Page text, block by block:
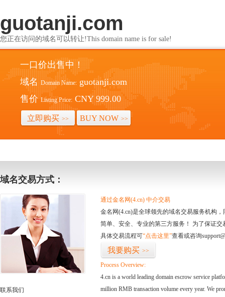
guotanji.com
您正在访问的域名可以转让!This domain name is for sale!
一口价出售中！
域名 Domain Name: guotanji.com
售价 Listing Price: CNY 999.00
立即购买 >> BUY NOW >>
域名交易方式：
联系我们
通过金名网(4.cn) 中介交易
金名网(4.cn)是全球领先的域名交易服务机构
简单、安全、专业的第三方服务！ 为了保证
具体交易流程可“点击这里”查看或咨询
我要购买 >>
Process Overview:
4.cn is a world leading domain escrow service
million RMB transaction volume every year. We